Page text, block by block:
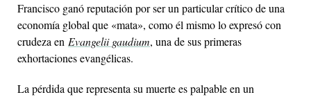
Francisco ganó reputación por ser un particular crítico de una
economía global que «mata», como él mismo lo expresó con
crudeza en Evangelii gaudium, una de sus primeras
exhortaciones evangélicas.
La pérdida que representa su muerte es palpable en un